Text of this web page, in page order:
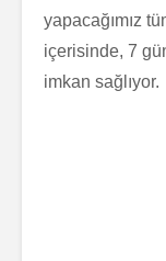
yapacağımız
içerisinde, 7
imkan sağlıyor.